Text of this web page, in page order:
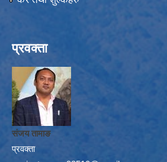
प्रवक्ता
संजय तामाङ
प्रवक्ता